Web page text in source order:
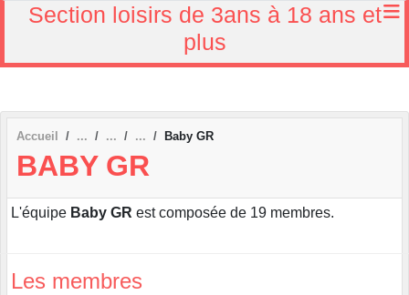
Section loisirs de 3ans à 18 ans et
plus
Accueil Baby GR
BABY GR
L'équipe Baby GR est composée de 19 membres.
Les membres